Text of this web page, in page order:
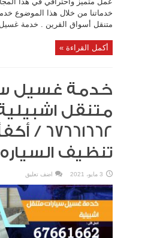
خدماتنا من خلال هذا الموضوع
متنقل أسواق القرين . خدمة
أكمل القراءة »
خدمة غسيل
متنقل
تنظيف السياره
3 مايو، 2021 اضف تعليق